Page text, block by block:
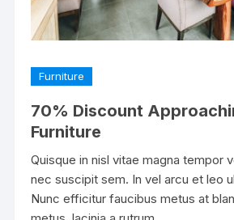
Furniture
70% Discount
Furniture
Quisque in nisl vitae magna tempor
nec suscipit sem. In vel arcu et leo
Nunc efficitur faucibus metus at